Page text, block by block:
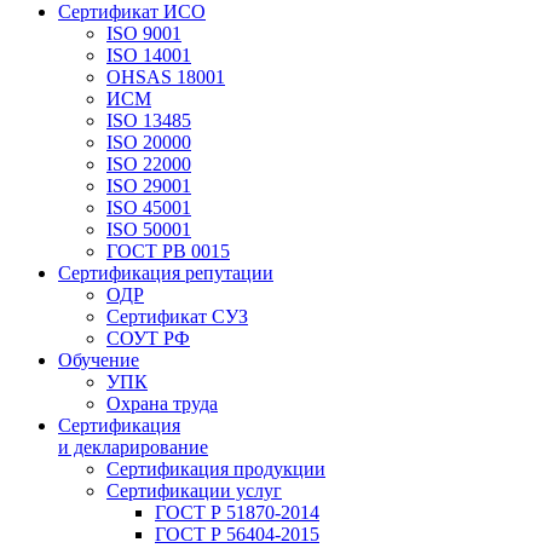
Сертификат ИСО
ISO 9001
ISO 14001
OHSAS 18001
ИСМ
ISO 13485
ISO 20000
ISO 22000
ISO 29001
ISO 45001
ISO 50001
ГОСТ РВ 0015
Сертификация репутации
ОДР
Сертификат СУЗ
СОУТ РФ
Обучение
УПК
Охрана труда
Сертификация
и декларирование
Сертификация продукции
Сертификации услуг
ГОСТ Р 51870-2014
ГОСТ Р 56404-2015